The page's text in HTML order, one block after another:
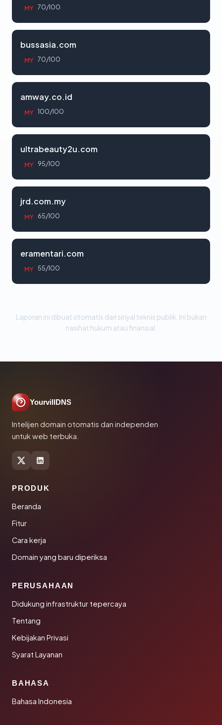
MY 70/100
bussasia.com
MY 70/100
amway.co.id
MY 100/100
ultrabeauty2u.com
MY 95/100
jrd.com.my
MY 65/100
eramentari.com
MY 55/100
Laporan ini dibuat otomatis dari sinyal teknis publik. Ini bukan
nasihat hukum atau finansial.
YourvillDNS
Intelijen domain otomatis dan independen
untuk web terbuka.
PRODUK
Beranda
Fitur
Cara kerja
Domain yang baru diperiksa
PERUSAHAAN
Didukung infrastruktur tepercaya
Tentang
Kebijakan Privasi
Syarat Layanan
BAHASA
Bahasa Indonesia